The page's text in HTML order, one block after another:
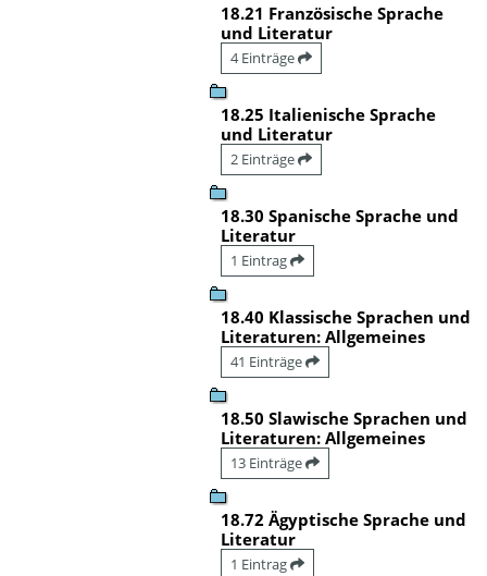
18.21 Französische Sprache
und Literatur
4 Einträge
18.25 Italienische Sprache
und Literatur
2 Einträge
18.30 Spanische Sprache und
Literatur
1 Eintrag
18.40 Klassische Sprachen und
Literaturen: Allgemeines
41 Einträge
18.50 Slawische Sprachen und
Literaturen: Allgemeines
13 Einträge
18.72 Ägyptische Sprache und
Literatur
1 Eintrag